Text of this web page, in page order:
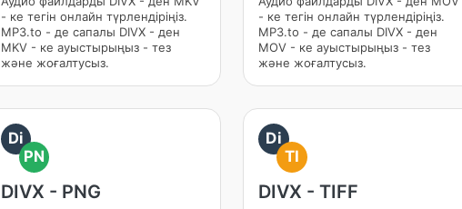
- ке тегін онлайн түрлендіріңіз.
MP3.to - де сапалы DIVX - ден
MKV - ке ауыстырыңыз - тез
және жоғалтусыз.
- ке тегін онлайн түрлендіріңіз.
MP3.to - де сапалы DIVX - ден
MOV - ке ауыстырыңыз - тез
және жоғалтусыз.
Di
PN
DIVX - PNG
Di
TI
DIVX - TIFF